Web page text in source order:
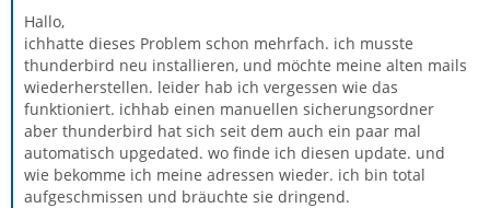
Hallo,
ichhatte dieses Problem schon mehrfach. ich musste
thunderbird neu installieren, und möchte meine alten mails
wiederherstellen. leider hab ich vergessen wie das
funktioniert. ichhab einen manuellen sicherungsordner
aber thunderbird hat sich seit dem auch ein paar mal
automatisch upgedated. wo finde ich diesen update. und
wie bekomme ich meine adressen wieder. ich bin total
aufgeschmissen und bräuchte sie dringend.